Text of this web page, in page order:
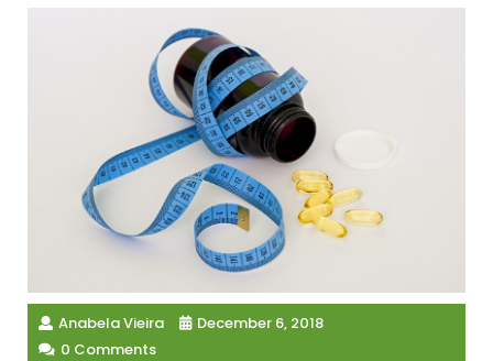
Anabela Vieira
December 6, 2018
0 Comments